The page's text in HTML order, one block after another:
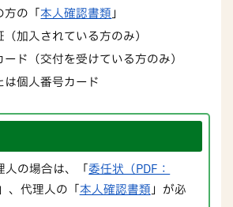
方の「本人確認書類」
加入されている方のみ）
ド（交付を受けている方のみ）
個人番号カード
人の場合は、「委任状（PDF：
、代理人の「本人確認書類」が必